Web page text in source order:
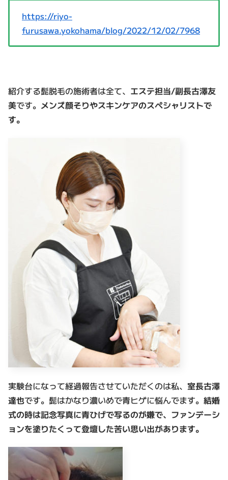
https://riyo-
furusawa.yokohama/blog/2022/12/02/7968
紹介する髭脱毛の施術者は全て、 エステ担当/副長古澤友
美です。 メンズ顔そりやスキンケアのスペシャリストで
す。
実験台になって経過報告させていただくのは私、 室長古澤
達也です。髭はかなり濃いめで青ヒゲに悩んでます。 結婚
式の時は記念写真に青ひげで写るのが嫌で、ファンデーシ
ョンを塗りたくって登壇した苦い思い出があります。